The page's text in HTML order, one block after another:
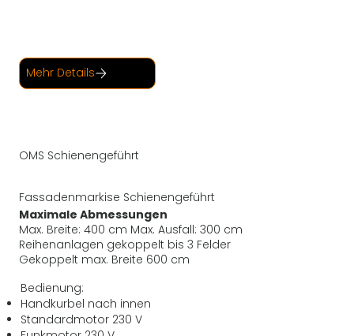
Mehr Details
OMS Schienengeführt
Fassadenmarkise Schienengeführt
Maximale Abmessungen
Max. Breite: 400 cm Max. Ausfall: 300 cm
Reihenanlagen gekoppelt bis 3 Felder
Gekoppelt max. Breite 600 cm
Bedienung:
Handkurbel nach innen
Standardmotor 230 V